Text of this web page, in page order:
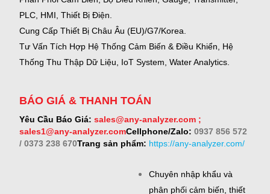
PLC, HMI, Thiết Bị Điện.
Cung Cấp Thiết Bị Châu Âu (EU)/G7/Korea.
Tư Vấn Tích Hợp Hệ Thống Cảm Biến & Điều Khiển, Hệ
Thống Thu Thập Dữ Liệu, IoT System, Water Analytics.
BÁO GIÁ & THANH TOÁN
Yêu Cầu Báo Giá: sales@any-analyzer.com ;
sales1@any-analyzer.comCellphone/Zalo: 0937 856 572
/ 0373 238 670Trang sản phẩm: https://any-analyzer.com/
Chuyên nhập khẩu và
phân phối cảm biến, thiết